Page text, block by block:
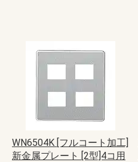
WN6504K [フルコート加工]
新金属プレート [2型]4コ用